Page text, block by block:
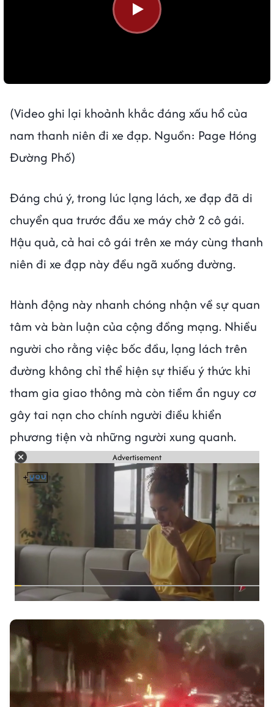
(Video ghi lại khoảnh khắc đáng xấu hổ của
nam thanh niên đi xe đạp. Nguồn: Page Hóng
Đường Phố)
Đáng chú ý, trong lúc lạng lách, xe đạp đã di
chuyển qua trước đầu xe máy chở 2 cô gái.
Hậu quả, cả hai cô gái trên xe máy cùng thanh
niên đi xe đạp này đều ngã xuống đường.
Hành động này nhanh chóng nhận về sự quan
tâm và bàn luận của cộng đồng mạng. Nhiều
người cho rằng việc bốc đầu, lạng lách trên
đường không chỉ thể hiện sự thiếu ý thức khi
tham gia giao thông mà còn tiềm ẩn nguy cơ
gây tai nạn cho chính người điều khiển
phương tiện và những người xung quanh.
Advertisement